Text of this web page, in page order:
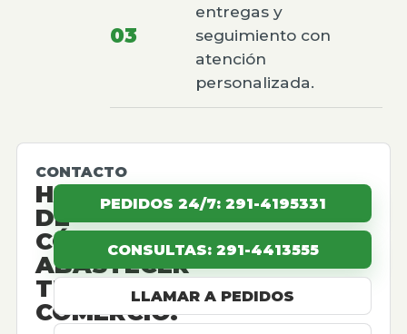
03
entregas y
seguimiento con
atención
personalizada.
CONTACTO
HABLEMOS
DE
CÓMO
ABASTECER
TU
COMERCIO.
PEDIDOS 24/7: 291-4195331
CONSULTAS: 291-4413555
LLAMAR A PEDIDOS